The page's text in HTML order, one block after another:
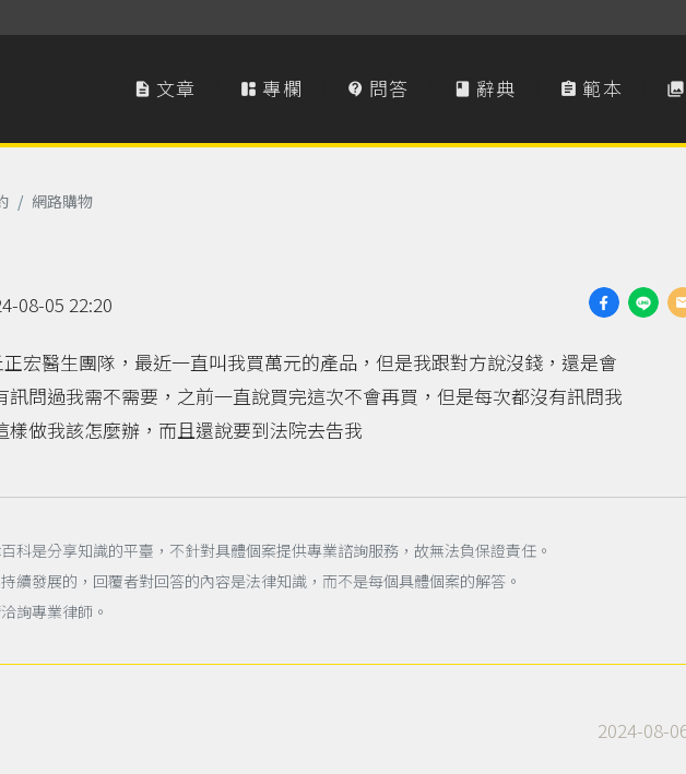
 文章  專欄  問答  辭典  範本 
/ 網路購物
08-05 22:20
宏醫生團隊，最近一直叫我買萬元的產品，但是我跟對方說沒錢，還是會
訊問過我需不需要，之前一直說買完這次不會再買，但是每次都沒有訊問我
樣做我該怎麼辦，而且還說要到法院去告我
科是分享知識的平臺，不針對具體個案提供專業諮詢服務，故無法負保證責任。
續發展的，回覆者對回答的內容是法律知識，而不是每個具體個案的解答。
詢專業律師。
2024-08-